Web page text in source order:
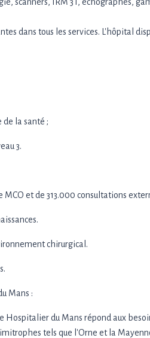
dans tous les services. L'hôpital
la santé ;
3.
MCO et de 313.000 consultations
chirurgical.
Mans :
Hospitalier du Mans répond aux
tels que l'Orne et la